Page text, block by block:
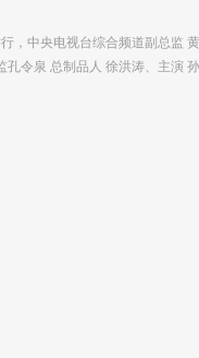
，中央电视台综合频道副总监
令泉 总制品人 徐洪涛、主演